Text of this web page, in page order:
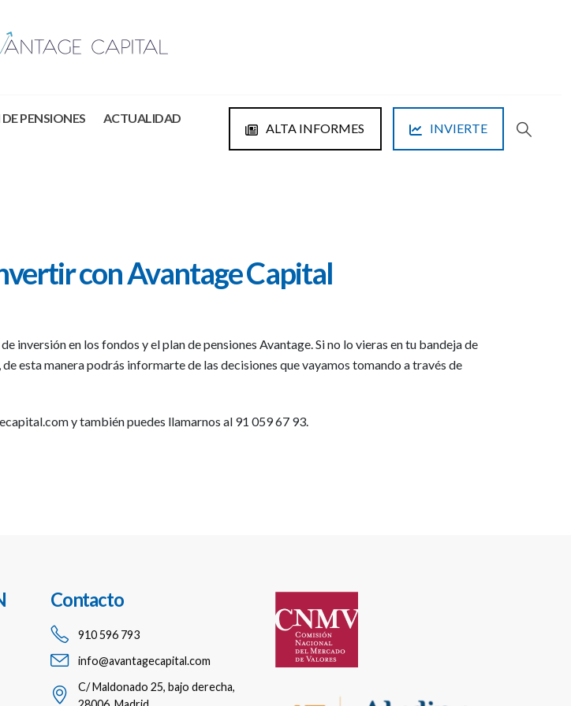
PENSIONES
ACTUALIDAD
ALTA INFORMES INVIERTE
con Avantage Capital
inversión en los fondos y el plan de pensiones Avantage. Si no lo vieras en tu bandeja de
esta manera podrás informarte de las decisiones que vayamos tomando a través de
y también puedes llamarnos al 91 059 67 93.
Contacto
910 596 793
info@avantagecapital.com
C/ Maldonado 25, bajo derecha,